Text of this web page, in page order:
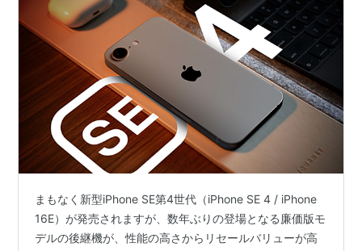
まもなく新型iPhone SE第4世代（iPhone SE 4 / iPhone
16E）が発売されますが、数年ぶりの登場となる廉価版モ
デルの後継機が、性能の高さからリセールバリューが高